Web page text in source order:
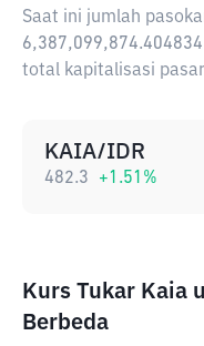
Saat ini jumlah
total kapitalisasi
KAIA/IDR
482.3 +1.51 %
Kurs Tukar Kaia
Berbeda